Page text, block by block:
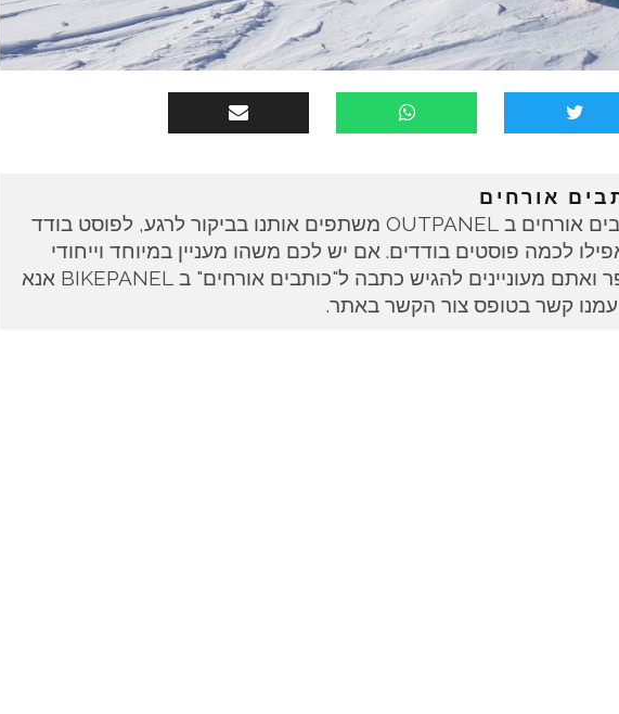
אורחים
כותבים אורחים ב OUTPANEL משתפים אותנו בביקור לרגע, לפוסט בודד
לכמה פוסטים בודדים. אם יש לכם משהו מעניין במיוחד וייחודי
לספר ואתם מעוניינים להגיש כתבה ל"כותבים אורחים" ב BIKEPANEL אנא
עמנו קשר בטופס צור הקשר באתר.